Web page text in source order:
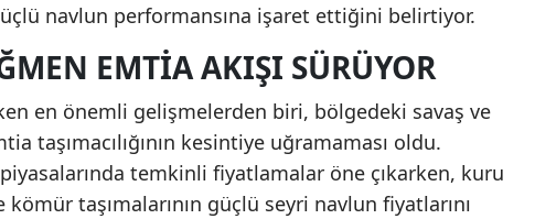
navlun performansına işaret ettiğini belirtiyor.
EMTIA AKIŞI SÜRÜYOR
en önemli gelişmelerden biri, bölgedeki savaş ve
taşımacılığının kesintiye uğramaması oldu.
temkinli fiyatlamalar öne çıkarken, kuru
taşımalarının güçlü seyri navlun fiyatlarını